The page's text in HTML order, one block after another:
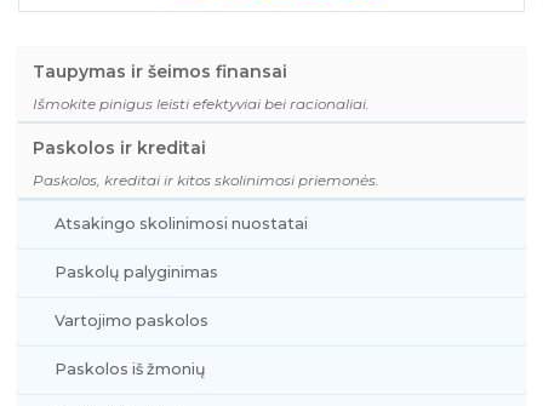
Taupymas ir šeimos finansai
Išmokite pinigus leisti efektyviai bei racionaliai.
Paskolos ir kreditai
Paskolos, kreditai ir kitos skolinimosi priemonės.
Atsakingo skolinimosi nuostatai
Paskolų palyginimas
Vartojimo paskolos
Paskolos iš žmonių